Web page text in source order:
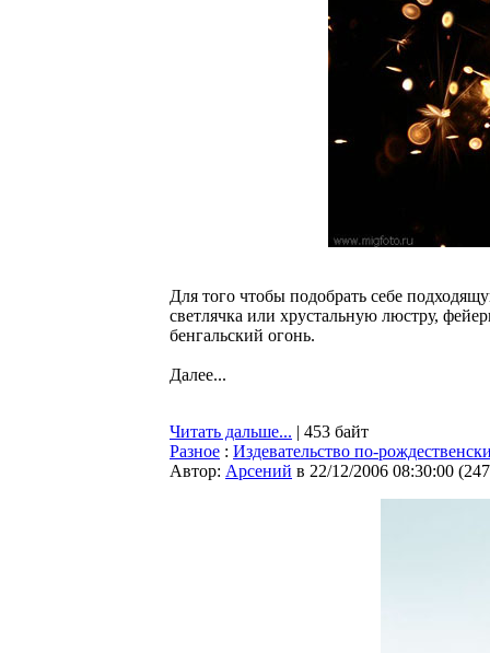
Для того чтобы подобрать себе
светлячка или хрустальную люстру,
бенгальский огонь.
Далее...
Читать дальше... | 453 байт
Разное : Издевательство по-
Автор: Арсений в 22/12/2006 08:30:00 (